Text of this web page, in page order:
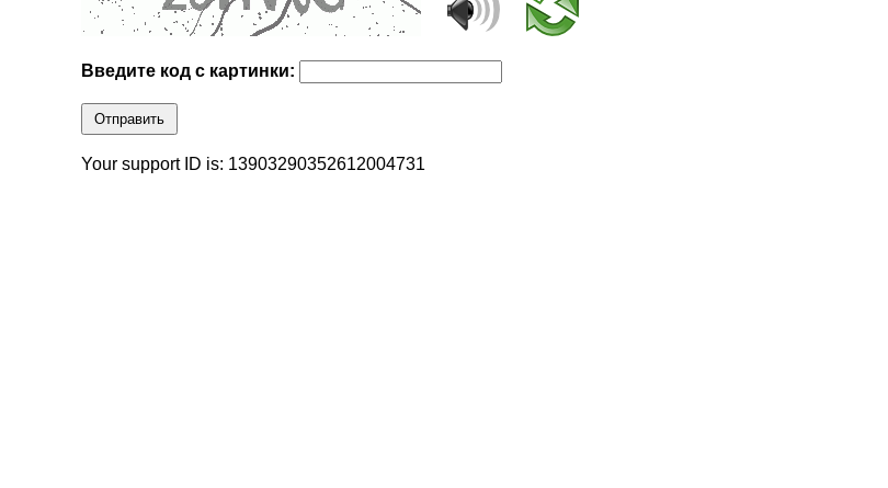
Введите код с картинки:
Отправить
Your support ID is: 13903290352612004731